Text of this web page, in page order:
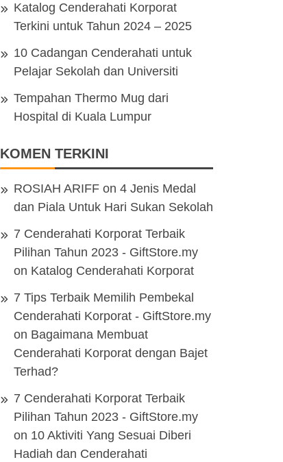
Katalog Cenderahati Korporat
Terkini untuk Tahun 2024 – 2025
10 Cadangan Cenderahati untuk
Pelajar Sekolah dan Universiti
Tempahan Thermo Mug dari
Hospital di Kuala Lumpur
KOMEN TERKINI
ROSIAH ARIFF on 4 Jenis Medal
dan Piala Untuk Hari Sukan Sekolah
7 Cenderahati Korporat Terbaik
Pilihan Tahun 2023 - GiftStore.my
on Katalog Cenderahati Korporat
7 Tips Terbaik Memilih Pembekal
Cenderahati Korporat - GiftStore.my
on Bagaimana Membuat
Cenderahati Korporat dengan Bajet
Terhad?
7 Cenderahati Korporat Terbaik
Pilihan Tahun 2023 - GiftStore.my
on 10 Aktiviti Yang Sesuai Diberi
Hadiah dan Cenderahati